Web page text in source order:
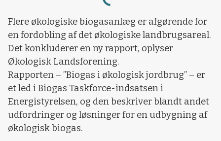
Flere økologiske biogasanlæg er afgørende for
en fordobling af det økologiske landbrugsareal.
Det konkluderer en ny rapport, oplyser
Økologisk Landsforening.
Rapporten – ”Biogas i økologisk jordbrug” – er
et led i Biogas Taskforce-indsatsen i
Energistyrelsen, og den beskriver blandt andet
udfordringer og løsninger for en udbygning af
økologisk biogas.